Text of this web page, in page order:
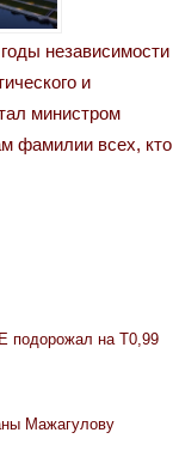
независимости
и
министром
фамилии всех, кто
подорожал на Т0,99
Мажагулову